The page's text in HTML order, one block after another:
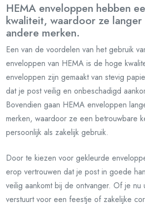
HEMA enveloppen hebben
kwaliteit, waardoor ze langer
andere merken.
Een van de voordelen van het gebruik
enveloppen van HEMA is de hoge
enveloppen zijn gemaakt van stevig
dat je post veilig en onbeschadigd
Bovendien gaan HEMA enveloppen
merken, waardoor ze een betrouwbare
persoonlijk als zakelijk gebruik.
Door te kiezen voor gekleurde
erop vertrouwen dat je post in goede
veilig aankomt bij de ontvanger. Of je nu
verstuurt voor een feestje of zakelijke